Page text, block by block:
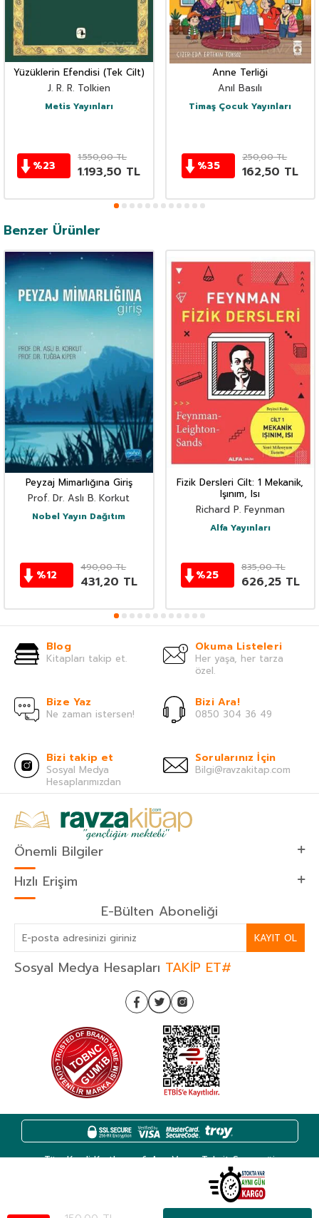
Yüzüklerin Efendisi (Tek Cilt)
J. R. R. Tolkien
Metis Yayınları
%23
1.550,00TL
1.193,50 TL
Anne Terliği
Anıl Basılı
Timaş Çocuk Yayınları
%35
250,00TL
162,50 TL
Benzer Ürünler
Peyzaj Mimarlığına Giriş
Prof. Dr. Aslı B. Korkut
Nobel Yayın Dağıtım
%12
490,00TL
431,20 TL
Fizik Dersleri Cilt: 1 Mekanik,
Işınım, Isı
Richard P. Feynman
Alfa Yayınları
%25
835,00TL
626,25TL
Blog
Kitapları takip et.
Okuma Listeleri
Her yaşa, her tarza
özel.
Bize Yaz
Ne zaman istersen!
Bizi Ara!
0850 304 36 49
Bizi takip et
Sosyal Medya
Hesaplarımızdan
Sorularınız İçin
Bilgi@ravzakitap.com
Önemli Bilgiler
Hızlı Erişim
E-Bülten Aboneliği
KAYIT OL
Sosyal Medya Hesapları TAKİP ET#
Tüm Kredi Kartlarına 6 Aya Varan Taksit Seçeneği